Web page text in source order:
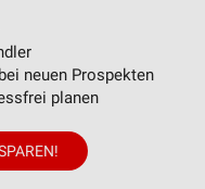
neuen Prospekten
planen